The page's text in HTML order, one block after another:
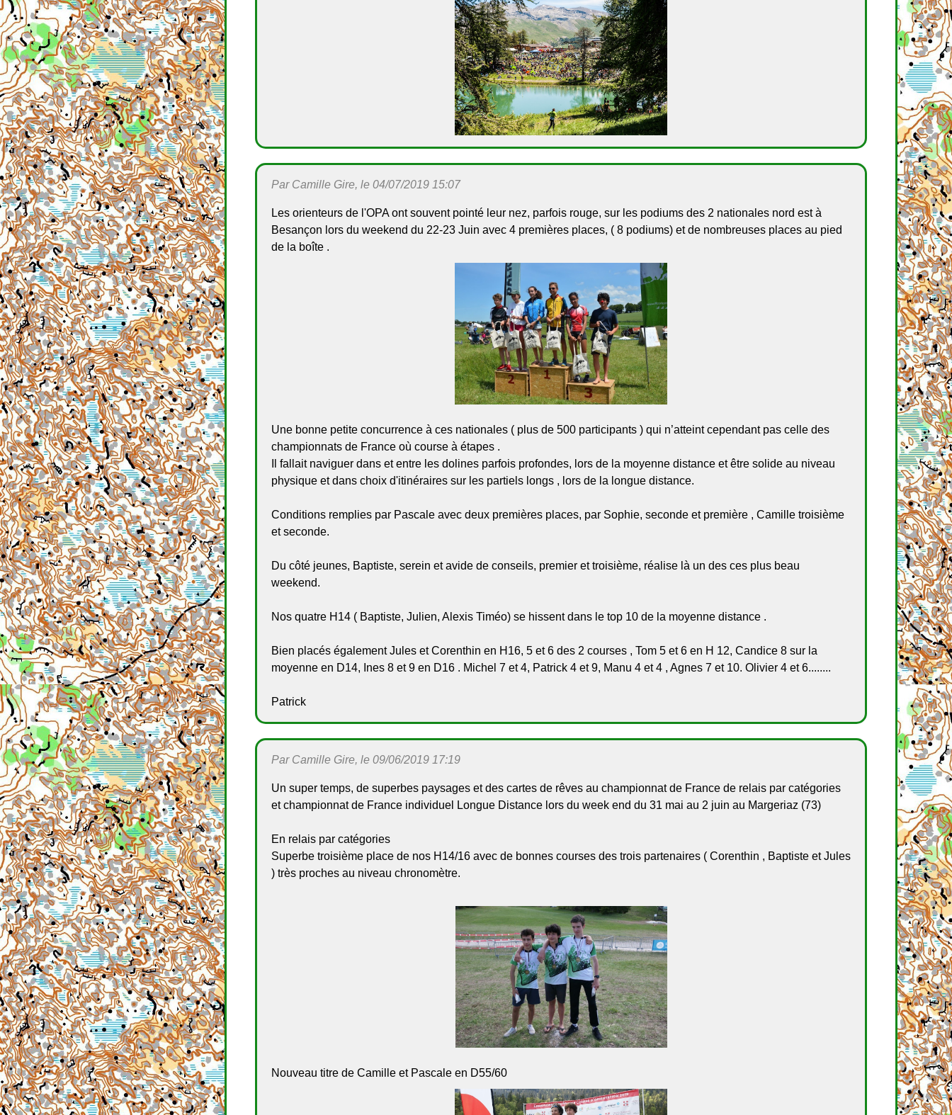
Par Camille Gire, le 04/07/2019 15:07
Les orienteurs de l'OPA ont souvent pointé leur nez, parfois rouge, sur les podiums des 2 nationales nord est à
Besançon lors du weekend du 22-23 Juin avec 4 premières places, ( 8 podiums) et de nombreuses places au pied
de la boîte .
Une bonne petite concurrence à ces nationales ( plus de 500 participants ) qui n’atteint cependant pas celle des
championnats de France où course à étapes .
Il fallait naviguer dans et entre les dolines parfois profondes, lors de la moyenne distance et être solide au niveau
physique et dans choix d'itinéraires sur les partiels longs , lors de la longue distance.
Conditions remplies par Pascale avec deux premières places, par Sophie, seconde et première , Camille troisième
et seconde.
Du côté jeunes, Baptiste, serein et avide de conseils, premier et troisième, réalise là un des ces plus beau
weekend.
Nos quatre H14 ( Baptiste, Julien, Alexis Timéo) se hissent dans le top 10 de la moyenne distance .
Bien placés également Jules et Corenthin en H16, 5 et 6 des 2 courses , Tom 5 et 6 en H 12, Candice 8 sur la
moyenne en D14, Ines 8 et 9 en D16 . Michel 7 et 4, Patrick 4 et 9, Manu 4 et 4 , Agnes 7 et 10. Olivier 4 et 6........
Patrick
Par Camille Gire, le 09/06/2019 17:19
Un super temps, de superbes paysages et des cartes de rêves au championnat de France de relais par catégories
et championnat de France individuel Longue Distance lors du week end du 31 mai au 2 juin au Margeriaz (73)
En relais par catégories
Superbe troisième place de nos H14/16 avec de bonnes courses des trois partenaires ( Corenthin , Baptiste et Jules
) très proches au niveau chronomètre.
Nouveau titre de Camille et Pascale en D55/60